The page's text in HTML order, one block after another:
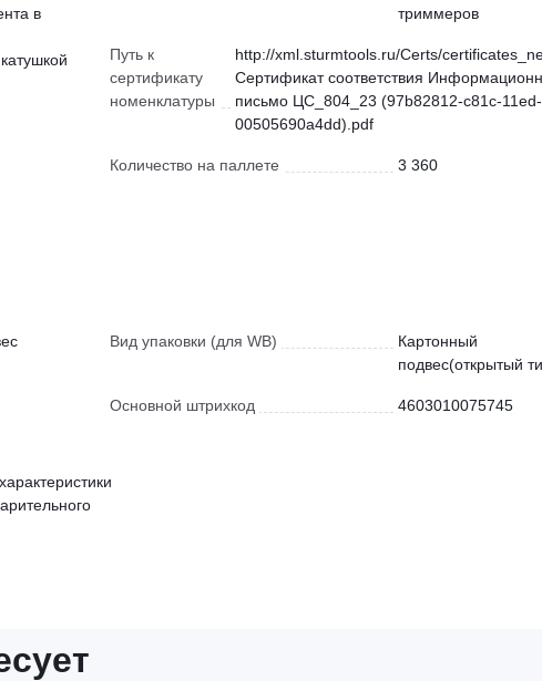
в
триммеров
Путь к
сертификату
номенклатуры
http://xml.sturmtools.ru/Certs/
Сертификат соответствия
письмо ЦС_804_23 (97b82812-c81c-
00505690a4dd).pdf
Количество на паллете 3 360
Вид упаковки (для WB)
Картонный
подвес(открытый
Основной штрихкод 4603010075745